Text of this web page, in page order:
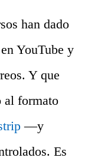
han dado
YouTube y
Y que
al formato
—y
Es